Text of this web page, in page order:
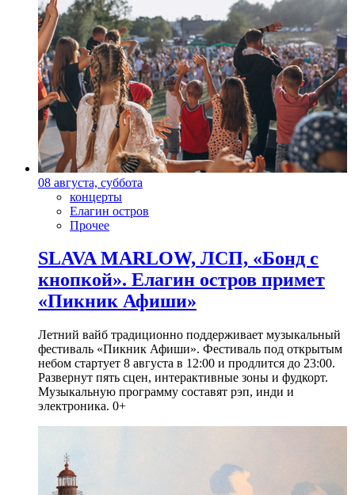
08 августа, суббота
концерты
Елагин остров
Прочее
SLAVA MARLOW, ЛСП, «Бонд с
кнопкой». Елагин остров примет
«Пикник Афиши»
Летний вайб традиционно поддерживает музыкальный
фестиваль «Пикник Афиши». Фестиваль под открытым
небом стартует 8 августа в 12:00 и продлится до 23:00.
Развернут пять сцен, интерактивные зоны и фудкорт.
Музыкальную программу составят рэп, инди и
электроника. 0+